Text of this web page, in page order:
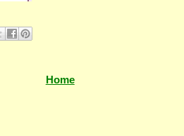
Home